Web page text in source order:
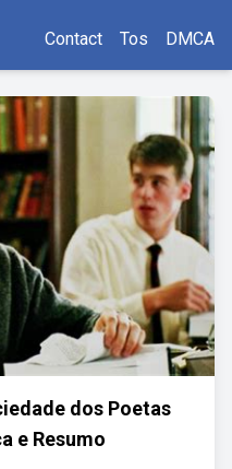
Contact Tos DMCA
dos Poetas
e Resumo